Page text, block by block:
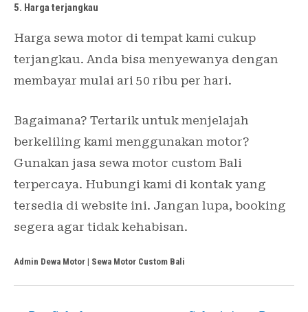
5. Harga terjangkau
Harga sewa motor di tempat kami cukup
terjangkau. Anda bisa menyewanya dengan
membayar mulai ari 50 ribu per hari.
Bagaimana? Tertarik untuk menjelajah
berkeliling kami menggunakan motor?
Gunakan jasa sewa motor custom Bali
terpercaya. Hubungi kami di kontak yang
tersedia di website ini. Jangan lupa, booking
segera agar tidak kehabisan.
Admin Dewa Motor | Sewa Motor Custom Bali